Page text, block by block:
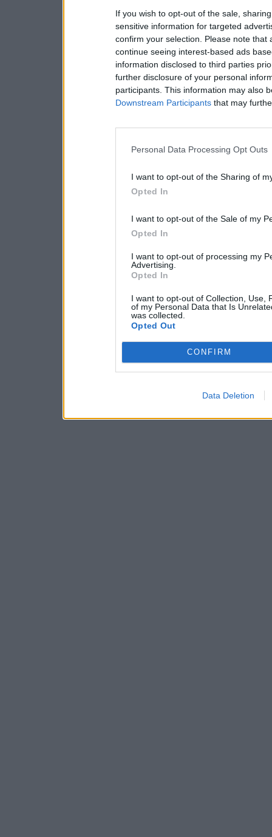
If you wish to opt-out of the sale,
sensitive information for targeted
confirm your selection. Please note
continue seeing interest-based ads
information disclosed to third parties
further disclosure of your personal
participants. This information may also
Downstream Participants that may
Personal Data Processing Opt Outs
I want to opt-out of the Sharing of
Opted In
I want to opt-out of the Sale of my
Opted In
I want to opt-out of processing my
Advertising.
Opted In
I want to opt-out of Collection, Use,
of my Personal Data that Is
was collected.
Opted Out
CONFIRM
Data Deletion